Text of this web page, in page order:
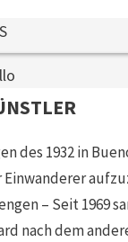
des 1932 in
Einwanderer
– Seit 1969
nach dem